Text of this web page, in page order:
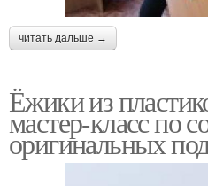
читать дальше →
Ёжики из
мастер-класс по
оригинальных